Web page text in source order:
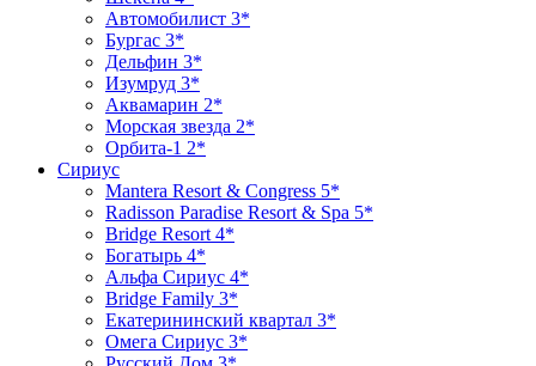
Автомобилист 3*
Бургас 3*
Дельфин 3*
Изумруд 3*
Аквамарин 2*
Морская звезда 2*
Орбита-1 2*
Сириус
Mantera Resort & Congress 5*
Radisson Paradise Resort & Spa 5*
Bridge Resort 4*
Богатырь 4*
Альфа Сириус 4*
Bridge Family 3*
Екатерининский квартал 3*
Омега Сириус 3*